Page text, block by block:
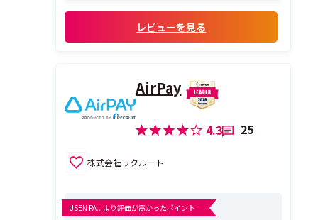
レビューを見る
AirPay
4.3 25
株式会社リクルート
USEN PA...より評価が高かったポイント